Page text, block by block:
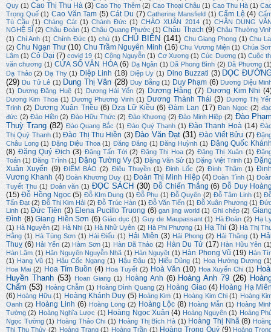
Quy (1) Cao Thị Thu Hà (3) Cao Thọ Thêm (2) Cao Thoại Châu (1) Cao Thu Hà (1)
Trọng Quế (1) Cao Văn Tam (5) Cát Du (7) Catherine Mansfield (1) Cẩm Lệ (4)
Tú Cầu (1) Chàng Cát (1) Chánh Đức (1) CHÀO XUÂN 2014 (1) CHÂN DUNG
NGHỆ SĨ (2) Châu Đoàn (1) Châu Quang Phước (1) Châu Thạch (9) Châu Thường
(1) Chí Anh (1) Chính Đức (1) chủ (1) CHỦ BIÊN (141) Chu Giang Phong (1) Chu
(2) Chu Ngạn Thư (10) Chu Trầm Nguyên Minh (16) Chu Vương Miện (1) Chúa
Lâm (1) Cỏ Dại (7) covid 19 (1) Công Nguyễn (1) Cơ Xương (1) Cúc Dương (1) Cuộc
văn chương (1) CỬA SỔ VĂN HÓA (6) Dạ Ngân (1) Dã Phong Bình (2) Dã Phương
Dạ Thảo (2) Dạ Thy (1) Diệp Linh (18) Diệp Uy (1) Dino Buzzati (3) DỌC
(29) Du Tử Lê (1) Dung Thị Vân (28) Duy Bằng (1) Duy Phạm (6) Dương Diệu
(1)
Dương Đăng Huệ (1) Dương Hải Yến (2) Dương Hằng (7) Dương Kim Nhi
Dương Kim Thoa (1) Dương Phương Vinh (1) Dương Thành Thái (3) Dương Thị
Trinh (2) Dương Xuân Triều (6) Dzạ Lữ Kiều (6) Đàm Lan (17) Đan Ngọc (2)
đức (2) Đào Hiền (2) Đào Hữu Thức (2) Đào Khương (2) Đào Minh Hiệp (2) Đào
Thuỳ Trang (82) Đào Quang Bắc (1) Đào Quý Thạnh (1) Đào Thanh Hoà (14)
Thị Quý Thanh (1) Đào Thị Thu Hiền (3) Đào Văn Đạt (31) Đào Viết Bửu (7)
Châu Long (1) Đặng Diệu Thoa (1) Đăng Đăng (1) Đăng Huỳnh (1) Đặng Quốc
(8) Đặng Quý Địch (3) Đặng Tấn Tới (2) Đặng Thị Hoa (2) Đặng Thị Xuân (1)
Toán (1) Đăng Trình (1) Đặng Tường Vy (3) Đặng Văn Sử (1) Đặng Việt Trinh (1)
Xuân Xuyến (9) ĐIỂM BÁO (2) Điêu Thuyền (1) Đinh Lốc (2) Đình Thậm (1)
Vương Khanh (4) Đoàn Khương Duy (1) Đoàn Thị Minh Hiệp (4) Đoàn Tình (1)
Tuyết Thu (1) Đoản văn (1) ĐỌC SÁCH (30) Đỗ Chiến Thắng (6) Đỗ Duy
(15) Đỗ Hồng Ngọc (5) Đỗ KIm Dung (1) Đỗ Phu (1) Đỗ Quyên (2) Đỗ Tâm Linh (1)
Tấn Đạt (2) Đỗ Thị Kim Hải (2) Đỗ Trúc Hàn (1) Đỗ Văn Tiến (1) Đỗ Xuân Phương (1)
Linh (1) Đức Tiên (3) Elena Pucillo Truong (6) gan jing world (1) Ghi chép (2)
Đình (8) Giang Hiền Sơn (6) Giáo dục (1) Guy de Maupassant (1) Hà Đoàn (2) Hạ
(1) Hà Nguyên (2) Hà Nhi (1) Hà Nhữ Uyên (2) Hà Phi Phượng (1) Hạ Thi (3) Hà Thị
Hằng (1) Hà Tùng Sơn (1) Hải Điểu (1) Hải Miên (3) Hải Phong (2) Hải Thăng (1)
Thuỵ (6) Hải Yến (2) Hàm Sơn (1) Hàn Dã Thảo (2) Hàn Du Tử (17) Hàn Hữu Yên
Hàn Lâm (1) Hãn Nguyên Nguyễn Nhã (1) Hàn Nguyệt (1) Hàn Phong Vũ (19) Hàn
(1) Hạng Vũ (1) Hậu Cốc Ngang (1) Hậu Đậu (1) Hiếu Dũng (1) Hoa Hướng Dương
Hoa Mai (2) Hoa Tím Buồn (4) Hoa Tuyết (2) Hoà Văn (10) Hoa Xuyến Chi (1)
Huyền Thanh (53) Hoan Giang (1) Hoàng Anh (6) Hoàng Anh 79 (26)
Chẩm (53) Hoàng Chẫm (1) Hoàng Đình Quang (2) Hoàng Giao (4) Hoàng Hạ
(6) Hoàng Hữu (1) Hoàng Khánh Duy (5) Hoàng Kim (1) Hoàng Kim Chi (1) Hoàng
Oanh (2) Hoàng Linh (6) Hoàng Long (2) Hoàng Lộc (8) Hoàng Mẫn (1) Hoàng
Tường (2) Hoàng Nghĩa Lược (1) Hoàng Ngọc Xuân (4) Hoàng Nguyên (1) Hoàng
Ngọc Tường (1) Hoàng Thảo Chi (1) Hoàng Thị Bích Hà (1) Hoàng Thị Nhã (8)
Thị Thu Thủy (2) Hoàng Trang (1) Hoàng Trần (1) Hoàng Trọng Quý (9) Hoàng